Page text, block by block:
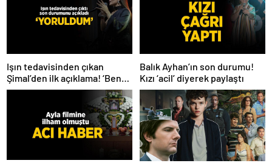
Işın tedavisinden çıkan
Şimal’den ilk açıklama! ‘Ben
çok yoruldum’
Balık Ayhan’ın son durumu!
Kızı ‘acil’ diyerek paylaştı